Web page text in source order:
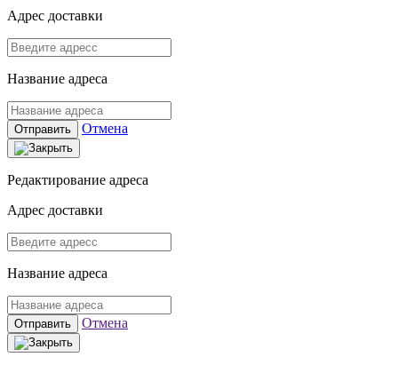
Адрес доставки
Название адреса
Отправить Отмена
Редактирование адреса
Адрес доставки
Название адреса
Отправить Отмена